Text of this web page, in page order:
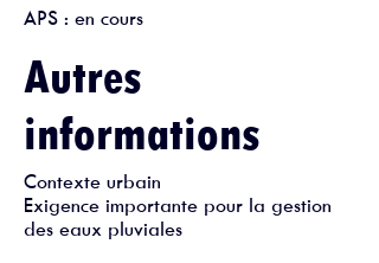
APS : en cours
Autres
informations
Contexte urbain
Exigence importante pour la gestion
des eaux pluviales